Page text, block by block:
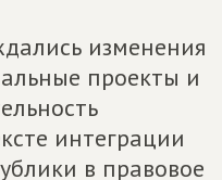
изменения
проекты и
интеграции
в правовое